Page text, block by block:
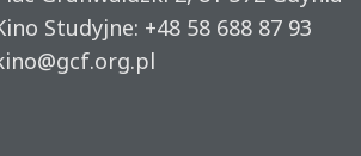
Studyjne: +48 58 688 87 93